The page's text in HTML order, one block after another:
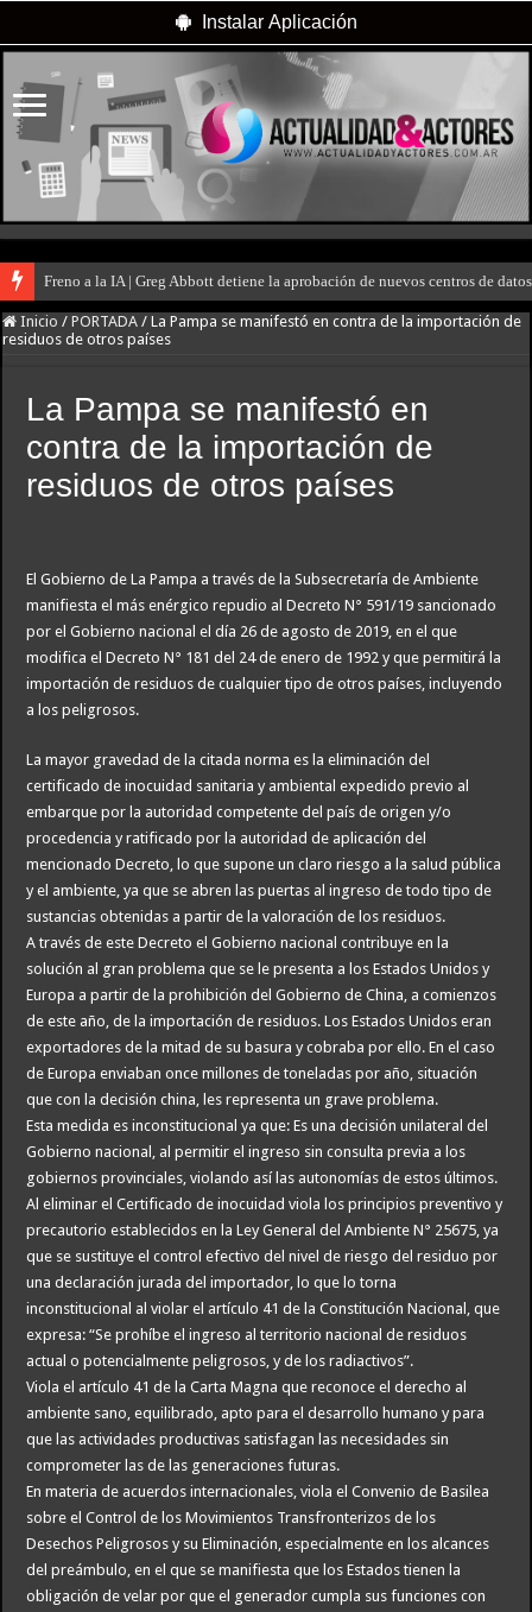
Instalar Aplicación
Freno a la IA | Greg Abbott detiene la aprobación de nuevos centros de
Inicio / PORTADA / La Pampa se manifestó en contra de la importación de
residuos de otros países
La Pampa se manifestó en
contra de la importación de
residuos de otros países
El Gobierno de La Pampa a través de la Subsecretaría de Ambiente
manifiesta el más enérgico repudio al Decreto N° 591/19 sancionado
por el Gobierno nacional el día 26 de agosto de 2019, en el que
modifica el Decreto N° 181 del 24 de enero de 1992 y que permitirá la
importación de residuos de cualquier tipo de otros países, incluyendo
a los peligrosos.
La mayor gravedad de la citada norma es la eliminación del
certificado de inocuidad sanitaria y ambiental expedido previo al
embarque por la autoridad competente del país de origen y/o
procedencia y ratificado por la autoridad de aplicación del
mencionado Decreto, lo que supone un claro riesgo a la salud pública
y el ambiente, ya que se abren las puertas al ingreso de todo tipo de
sustancias obtenidas a partir de la valoración de los residuos.
A través de este Decreto el Gobierno nacional contribuye en la
solución al gran problema que se le presenta a los Estados Unidos y
Europa a partir de la prohibición del Gobierno de China, a comienzos
de este año, de la importación de residuos. Los Estados Unidos eran
exportadores de la mitad de su basura y cobraba por ello. En el caso
de Europa enviaban once millones de toneladas por año, situación
que con la decisión china, les representa un grave problema.
Esta medida es inconstitucional ya que: Es una decisión unilateral del
Gobierno nacional, al permitir el ingreso sin consulta previa a los
gobiernos provinciales, violando así las autonomías de estos últimos.
Al eliminar el Certificado de inocuidad viola los principios preventivo y
precautorio establecidos en la Ley General del Ambiente N° 25675, ya
que se sustituye el control efectivo del nivel de riesgo del residuo por
una declaración jurada del importador, lo que lo torna
inconstitucional al violar el artículo 41 de la Constitución Nacional, que
expresa: “Se prohíbe el ingreso al territorio nacional de residuos
actual o potencialmente peligrosos, y de los radiactivos”.
Viola el artículo 41 de la Carta Magna que reconoce el derecho al
ambiente sano, equilibrado, apto para el desarrollo humano y para
que las actividades productivas satisfagan las necesidades sin
comprometer las de las generaciones futuras.
En materia de acuerdos internacionales, viola el Convenio de Basilea
sobre el Control de los Movimientos Transfronterizos de los
Desechos Peligrosos y su Eliminación, especialmente en los alcances
del preámbulo, en el que se manifiesta que los Estados tienen la
obligación de velar por que el generador cumpla sus funciones con